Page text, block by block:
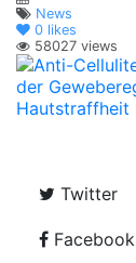
News
0 likes
58027 views
Twitter
Facebook